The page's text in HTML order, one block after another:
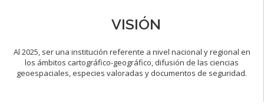
VISIÓN
Al 2025, ser una institución referente a nivel nacional y regional en
los ámbitos cartográfico-geográfico, difusión de las ciencias
geoespaciales, especies valoradas y documentos de seguridad.